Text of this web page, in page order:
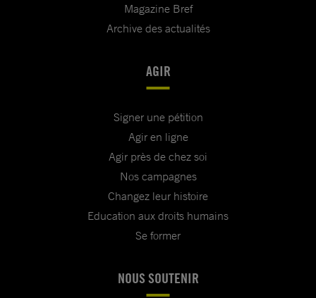
Magazine Bref
Archive des actualités
AGIR
Signer une pétition
Agir en ligne
Agir près de chez soi
Nos campagnes
Changez leur histoire
Education aux droits humains
Se former
NOUS SOUTENIR